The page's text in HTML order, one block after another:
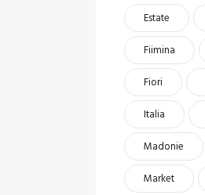
Estate
Fiimina
Fiori
Italia
Madonie
Market